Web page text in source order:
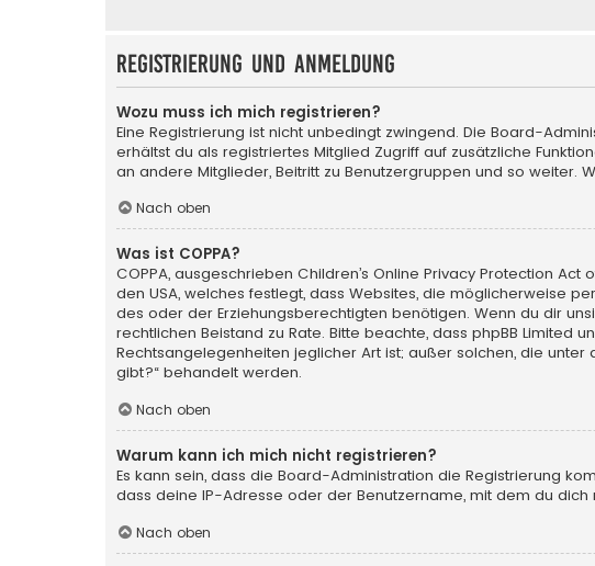
Registrierung und Anmeldung
Wozu muss ich mich registrieren?
Eine Registrierung ist nicht unbedingt zwingend. Die Board-
erhältst du als registriertes Mitglied Zugriff auf zusätzliche
an andere Mitglieder, Beitritt zu Benutzergruppen und so weiter.
Nach oben
Was ist COPPA?
COPPA, ausgeschrieben Children’s Online Privacy Protection
den USA, welches festlegt, dass Websites, die möglicherweise
des oder der Erziehungsberechtigten benötigen. Wenn du dir
rechtlichen Beistand zu Rate. Bitte beachte, dass phpBB Limited
Rechtsangelegenheiten jeglicher Art ist; außer solchen, die
gibt?“ behandelt werden.
Nach oben
Warum kann ich mich nicht registrieren?
Es kann sein, dass die Board-Administration die Registrierung
dass deine IP-Adresse oder der Benutzername, mit dem du
Nach oben